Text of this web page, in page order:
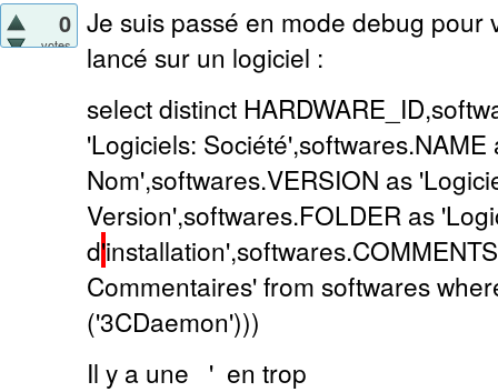
0
votes
Je suis passé en mode debug pour
lancé sur un logiciel :
select distinct
'Logiciels: Société',softwares.NAME
Nom',softwares.VERSION as
Version',softwares.FOLDER as
d'
Commentaires' from softwares
('3CDaemon')))
Il y a une ' en trop